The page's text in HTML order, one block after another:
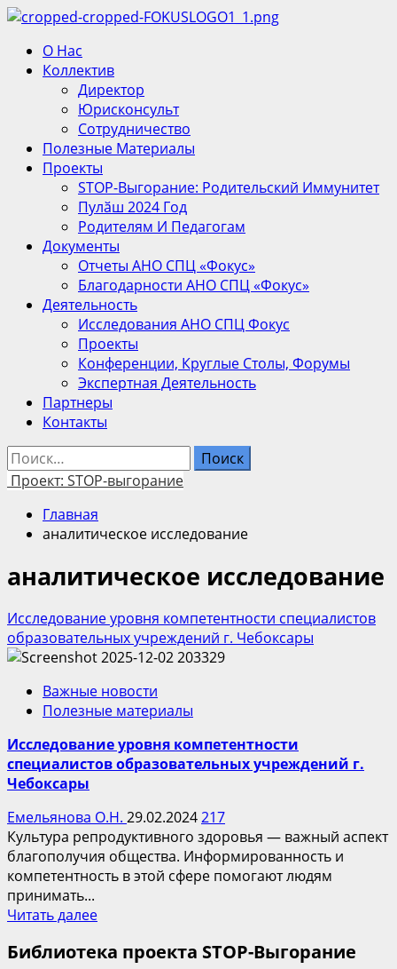
Перейти
содержимому
Основное
меню
О Нас
Коллектив
Директор
Юрисконсульт
Сотрудничество
Полезные Материалы
Проекты
STOP-Выгорание: Родительский Иммунитет
Пулӑш 2024 Год
Родителям И Педагогам
Документы
Отчеты АНО СПЦ «Фокус»
Благодарности АНО СПЦ «Фокус»
Деятельность
Исследования АНО СПЦ Фокус
Проекты
Конференции, Круглые Столы, Форумы
Экспертная Деятельность
Партнеры
Контакты
Найти:
Проект: STOP-выгорание
Главная
аналитическое исследование
аналитическое исследование
Исследование уровня компетентности специалистов
образовательных учреждений г. Чебоксары
Важные новости
Полезные материалы
Исследование уровня компетентности
специалистов образовательных учреждений г.
Чебоксары
Емельянова О.Н. 29.02.2024217
Культура репродуктивного здоровья — важный аспект
благополучия общества. Информированность и
компетентность в этой сфере помогают людям
принимать...
Читать далееПодробнее
Исследование
Библиотека проекта STOP-Выгорание